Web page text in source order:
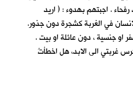
. اجبتهم بهدوء : ( اريد
في الغربة كشجرة دون جذور.
او جنسية ، دون عائلة او بيت .
غربتي الى الابد، هل اخطأتُ